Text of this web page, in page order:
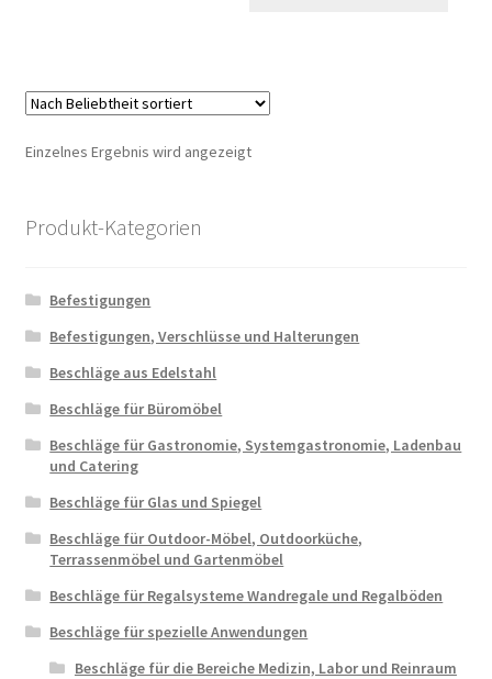
Einzelnes Ergebnis wird angezeigt
Produkt-Kategorien
Befestigungen
Befestigungen, Verschlüsse und Halterungen
Beschläge aus Edelstahl
Beschläge für Büromöbel
Beschläge für Gastronomie, Systemgastronomie, Ladenbau
und Catering
Beschläge für Glas und Spiegel
Beschläge für Outdoor-Möbel, Outdoorküche,
Terrassenmöbel und Gartenmöbel
Beschläge für Regalsysteme Wandregale und Regalböden
Beschläge für spezielle Anwendungen
Beschläge für die Bereiche Medizin, Labor und Reinraum